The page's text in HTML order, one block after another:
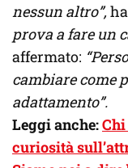
nessun altro”,
prova a fare un
affermato:
cambiare come
adattamento”.
Leggi anche:
curiosità